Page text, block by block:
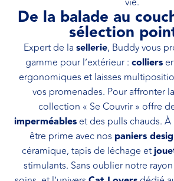
De la balade au
sélection
Expert de lasellerie, Buddy vous
gamme pour l’extérieur : colliers
ergonomiques et laisses
vos promenades. Pour affronter
collection « Se Couvrir » offre
imperméables et des pulls chauds.
être prime avec nos paniers
céramique, tapis de léchage et
stimulants. Sans oublier notre